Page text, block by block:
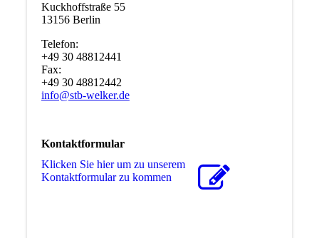
Kuckhoffstraße 55
13156 Berlin
Telefon:
+49 30 48812441
Fax:
+49 30 48812442
info@stb-welker.de
Kontaktformular
Klicken Sie hier um zu unserem
Kon­takt­for­mu­lar zu kommen